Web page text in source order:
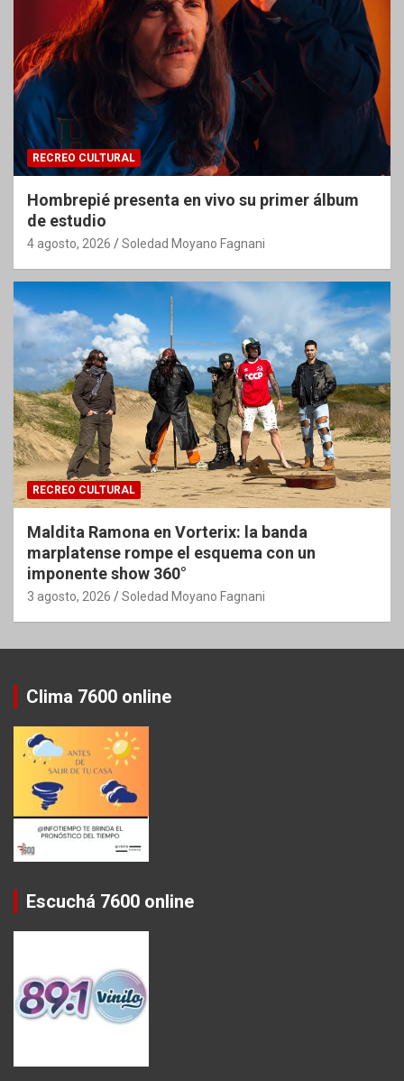
RECREO CULTURAL
Hombrepié presenta en vivo su primer álbum
de estudio
4 agosto, 2026 Soledad Moyano Fagnani
RECREO CULTURAL
Maldita Ramona en Vorterix: la banda
marplatense rompe el esquema con un
imponente show 360°
3 agosto, 2026 Soledad Moyano Fagnani
Clima 7600 online
Escuchá 7600 online